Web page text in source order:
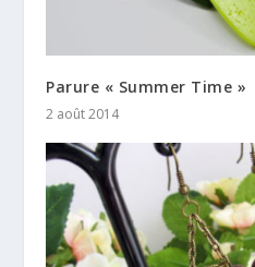
Parure « Summer Time »
2 août 2014